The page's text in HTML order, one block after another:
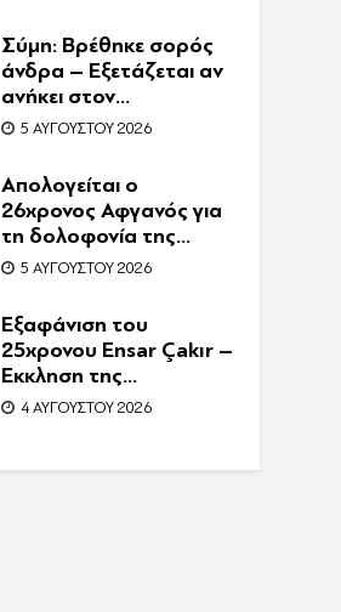
Συνελήφθη η
συνιδιοκτήτρια
Σύμη: Βρέθηκε σορός
άνδρα – Εξετάζεται αν
ανήκει στον
αγνοούμενο Γερμανό
5 ΑΥΓΟΎΣΤΟΥ 2026
Απολογείται ο
26χρονος Αφγανός για
τη δολοφονία της
Βρετανίδας στην
είχε γίνει ντοκιμαντέρ
5 ΑΥΓΟΎΣΤΟΥ 2026
Εξαφάνιση του
25χρονου Ensar Çakır –
Έκκληση της
οικογένειας για βοήθεια
4 ΑΥΓΟΎΣΤΟΥ 2026